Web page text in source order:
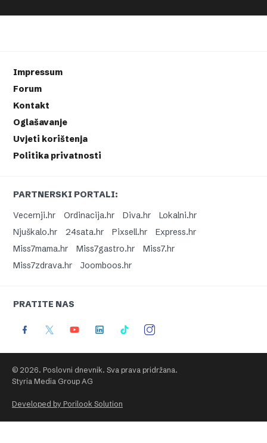
Impressum
Forum
Kontakt
Oglašavanje
Uvjeti korištenja
Politika privatnosti
PARTNERSKI PORTALI:
Vecernji.hr
Ordinacija.hr Diva.hr
Lokalni.hr
Njuškalo.hr
24sata.hr Pixsell.hr
Express.hr
Miss7mama.hr
Miss7gastro.hr
Miss7.hr
Miss7zdrava.hr
Joomboos.hr
PRATITE NAS
© 2026. Poslovni dnevnik. Sva prava pridržana.
Styria Media Group AG
Developed by Porilook Solution